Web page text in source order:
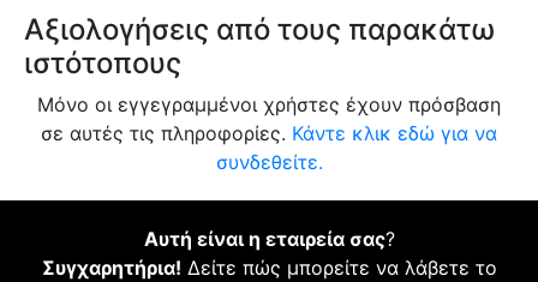
Αξιολογήσεις από τους παρακάτω
ιστότοπους
Μόνο οι εγγεγραμμένοι χρήστες έχουν πρόσβαση
σε αυτές τις πληροφορίες. Κάντε κλικ εδώ για να
συνδεθείτε.
Αυτή είναι η εταιρεία σας?
Συγχαρητήρια! Δείτε πώς μπορείτε να λάβετε το